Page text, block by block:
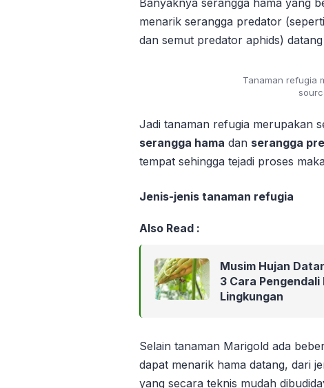
Banyaknya serangga hama yang
menarik serangga predator
dan semut predator aphids)
Tanaman refugia
Jadi tanaman refugia merupakan
serangga hama dan serangga
tempat sehingga tejadi proses
Jenis-jenis tanaman refugia
Also Read :
Musim Hujan
3 Cara
Lingkungan
Selain tanaman Marigold ada
dapat menarik hama datang, dari
yang secara teknis mudah